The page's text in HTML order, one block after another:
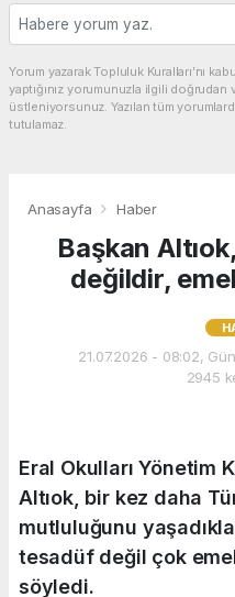
Yorum yazarak Topluluk Kuralları’nı
yaptığınız yorumunuzla ilgili doğrudan
üstleniyorsunuz. Yazılan tüm
tutulamaz.
Anasayfa Haber
Başkan
değildir,
21.07.2026 - 08:02,
2945
Eral Okulları Yönetim
Altıok, bir kez daha
mutluluğunu
tesadüf değil çok
söyledi.